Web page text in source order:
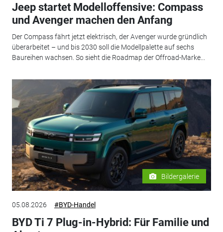
Jeep startet Modelloffensive: Compass
und Avenger machen den Anfang
Der Compass fährt jetzt elektrisch, der Avenger wurde gründlich
überarbeitet – und bis 2030 soll die Modellpalette auf sechs
Baureihen wachsen. So sieht die Roadmap der Offroad-Marke...
Bildergalerie
05.08.2026 #BYD-Handel
BYD Ti 7 Plug-in-Hybrid: Für Familie und